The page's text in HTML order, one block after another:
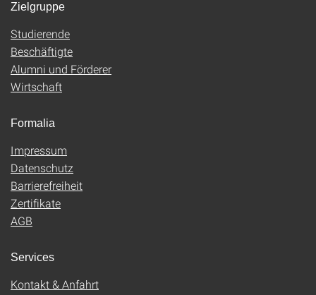
Zielgruppe
Studierende
Beschäftigte
Alumni und Förderer
Wirtschaft
Formalia
Impressum
Datenschutz
Barrierefreiheit
Zertifikate
AGB
Services
Kontakt & Anfahrt